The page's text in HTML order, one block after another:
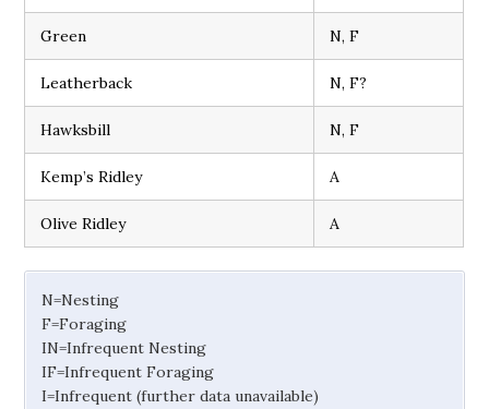
Green N, F
Leatherback N, F?
Hawksbill N, F
Kemp’s Ridley A
Olive Ridley A
N=Nesting
F=Foraging
IN=Infrequent Nesting
IF=Infrequent Foraging
I=Infrequent (further data unavailable)